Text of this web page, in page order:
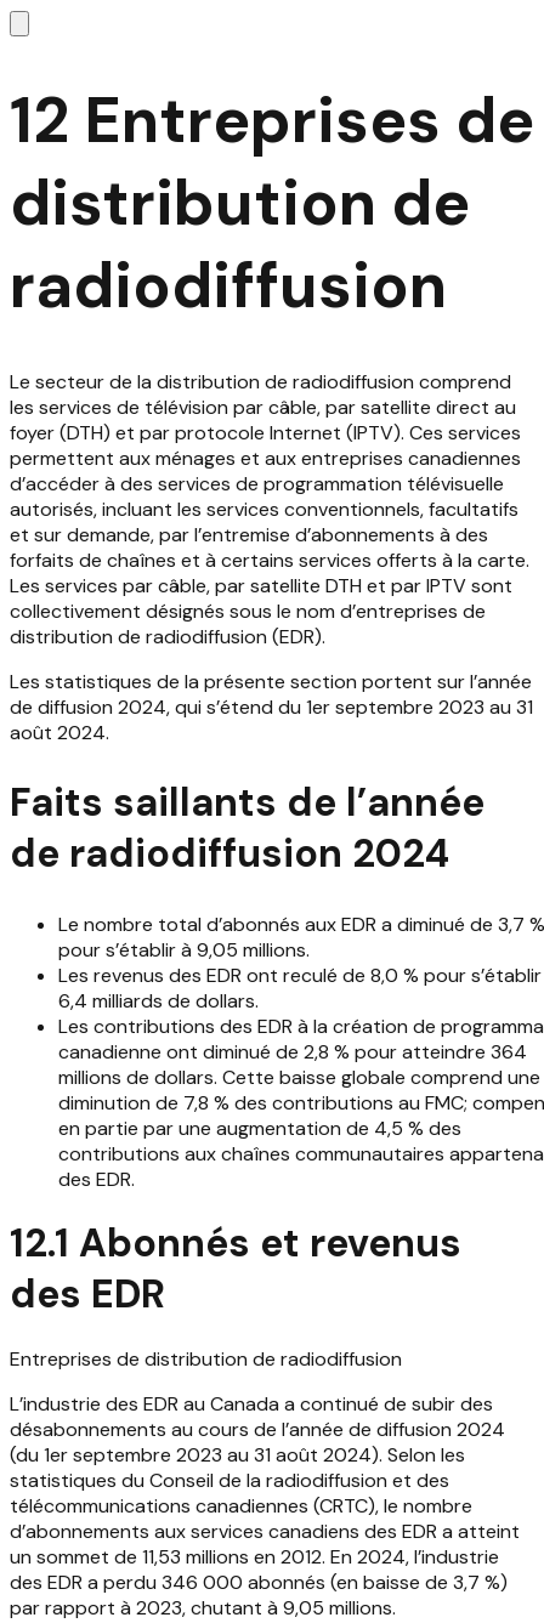
12 Entreprises de
distribution de
radiodiffusion
Le secteur de la distribution de radiodiffusion comprend
les services de télévision par câble, par satellite direct au
foyer (DTH) et par protocole Internet (IPTV). Ces services
permettent aux ménages et aux entreprises canadiennes
d’accéder à des services de programmation télévisuelle
autorisés, incluant les services conventionnels, facultatifs
et sur demande, par l’entremise d’abonnements à des
forfaits de chaînes et à certains services offerts à la carte.
Les services par câble, par satellite DTH et par IPTV sont
collectivement désignés sous le nom d’entreprises de
distribution de radiodiffusion (EDR).
Les statistiques de la présente section portent sur l’année
de diffusion 2024, qui s’étend du 1er septembre 2023 au 31
août 2024.
Faits saillants de l’année
de radiodiffusion 2024
Le nombre total d’abonnés aux EDR a diminué de 3,7 %
pour s’établir à 9,05 millions.
Les revenus des EDR ont reculé de 8,0 % pour
6,4 milliards de dollars.
Les contributions des EDR à la création de
canadienne ont diminué de 2,8 % pour atteindre 364
millions de dollars. Cette baisse globale comprend une
diminution de 7,8 % des contributions au FMC;
en partie par une augmentation de 4,5 % des
contributions aux chaînes communautaires
des EDR.
12.1 Abonnés et revenus
des EDR
Entreprises de distribution de radiodiffusion
L’industrie des EDR au Canada a continué de subir des
désabonnements au cours de l’année de diffusion 2024
(du 1er septembre 2023 au 31 août 2024). Selon les
statistiques du Conseil de la radiodiffusion et des
télécommunications canadiennes (CRTC), le nombre
d’abonnements aux services canadiens des EDR a atteint
un sommet de 11,53 millions en 2012. En 2024, l’industrie
des EDR a perdu 346 000 abonnés (en baisse de 3,7 %)
par rapport à 2023, chutant à 9,05 millions.